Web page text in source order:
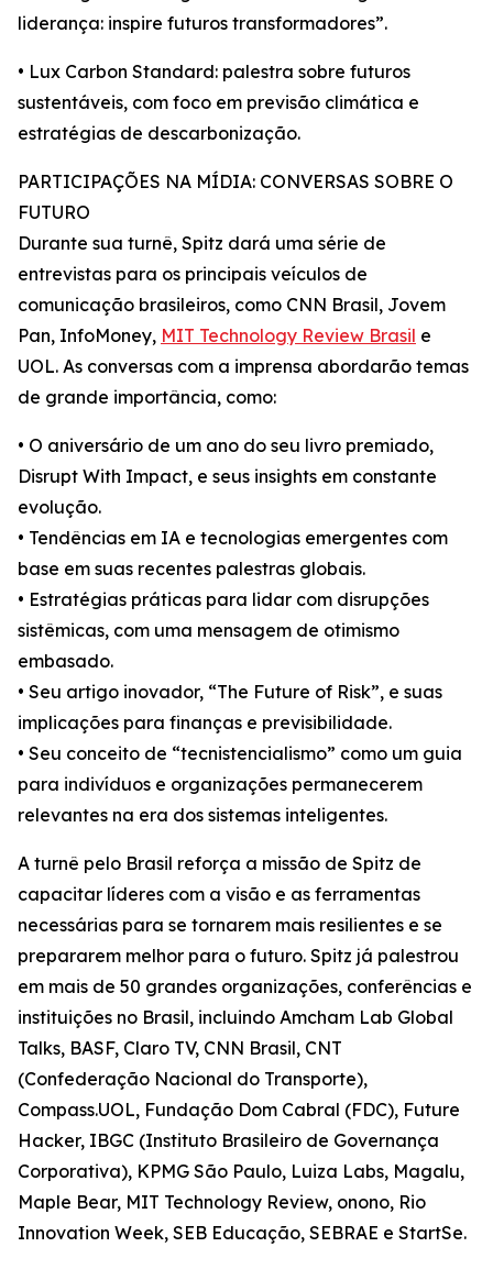
liderança: inspire futuros transformadores”.
• Lux Carbon Standard: palestra sobre futuros
sustentáveis, com foco em previsão climática e
estratégias de descarbonização.
PARTICIPAÇÕES NA MÍDIA: CONVERSAS SOBRE O
FUTURO
Durante sua turnê, Spitz dará uma série de
entrevistas para os principais veículos de
comunicação brasileiros, como CNN Brasil, Jovem
Pan, InfoMoney, MIT Technology Review Brasil e
UOL. As conversas com a imprensa abordarão temas
de grande importância, como:
• O aniversário de um ano do seu livro premiado,
Disrupt With Impact, e seus insights em constante
evolução.
• Tendências em IA e tecnologias emergentes com
base em suas recentes palestras globais.
• Estratégias práticas para lidar com disrupções
sistêmicas, com uma mensagem de otimismo
embasado.
• Seu artigo inovador, “The Future of Risk”, e suas
implicações para finanças e previsibilidade.
• Seu conceito de “tecnistencialismo” como um guia
para indivíduos e organizações permanecerem
relevantes na era dos sistemas inteligentes.
A turnê pelo Brasil reforça a missão de Spitz de
capacitar líderes com a visão e as ferramentas
necessárias para se tornarem mais resilientes e se
prepararem melhor para o futuro. Spitz já palestrou
em mais de 50 grandes organizações, conferências e
instituições no Brasil, incluindo Amcham Lab Global
Talks, BASF, Claro TV, CNN Brasil, CNT
(Confederação Nacional do Transporte),
Compass.UOL, Fundação Dom Cabral (FDC), Future
Hacker, IBGC (Instituto Brasileiro de Governança
Corporativa), KPMG São Paulo, Luiza Labs, Magalu,
Maple Bear, MIT Technology Review, onono, Rio
Innovation Week, SEB Educação, SEBRAE e StartSe.